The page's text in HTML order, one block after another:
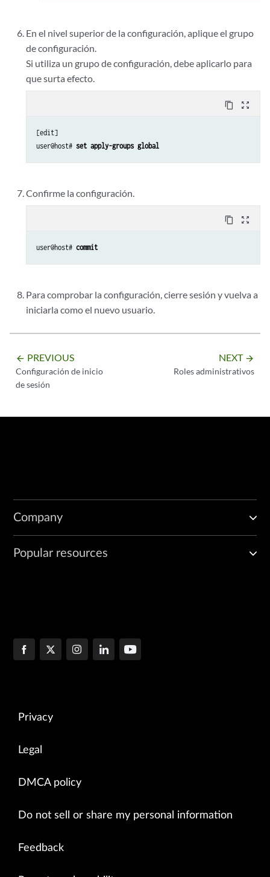
En el nivel superior de la configuración, aplique el grupo
de configuración.
Si utiliza un grupo de configuración, debe aplicarlo para
que surta efecto.
content_copy zoom_out_map
[edit]
user@host# set apply-groups global
Confirme la configuración.
content_copy zoom_out_map
user@host# commit
Para comprobar la configuración, cierre sesión y vuelva a
iniciarla como el nuevo usuario.
arrow_backward PREVIOUS
Configuración de inicio
de sesión
NEXT arrow_forward
Roles administrativos
Company
Popular resources
Privacy
Legal
DMCA policy
Do not sell or share my personal information
Feedback